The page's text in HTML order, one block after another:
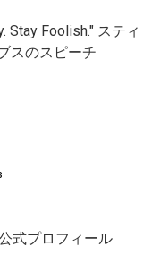
Stay Foolish." スティ
スのスピーチ
式プロフィール